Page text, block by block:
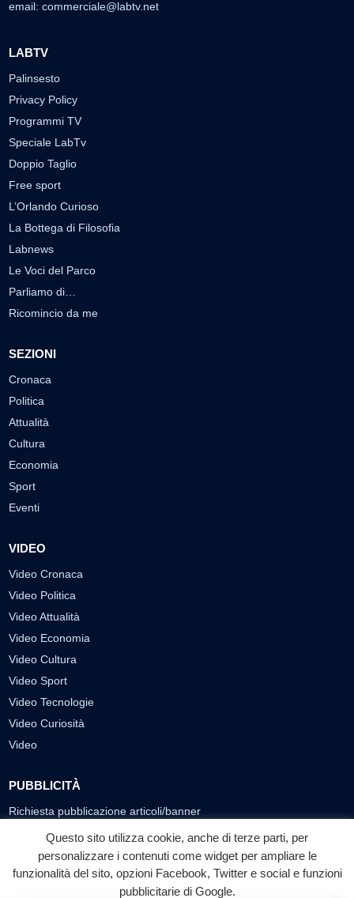
email: commerciale@labtv.net
LABTV
Palinsesto
Privacy Policy
Programmi TV
Speciale LabTv
Doppio Taglio
Free sport
L’Orlando Curioso
La Bottega di Filosofia
Labnews
Le Voci del Parco
Parliamo di…
Ricomincio da me
SEZIONI
Cronaca
Politica
Attualità
Cultura
Economia
Sport
Eventi
VIDEO
Video Cronaca
Video Politica
Video Attualità
Video Economia
Video Cultura
Video Sport
Video Tecnologie
Video Curiosità
Video
PUBBLICITÀ
Richiesta pubblicazione articoli/banner
SEGUICI SUI SOCIAL
f ◎ ▶
Questo sito utilizza cookie, anche di terze parti, per
personalizzare i contenuti come widget per ampliare le
funzionalità del sito, opzioni Facebook, Twitter e social e funzioni
pubblicitarie di Google.